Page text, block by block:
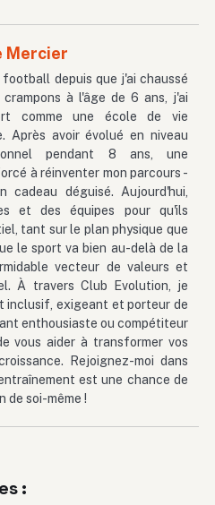
Mercier
football depuis que j'ai chaussé
crampons à l'âge de 6 ans, j'ai
comme une école de vie
Après avoir évolué en niveau
pendant 8 ans, une
à réinventer mon parcours -
déguisé. Aujourd'hui,
et des équipes pour qu'ils
tant sur le plan physique que
le sport va bien au-delà de la
vecteur de valeurs et
À travers Club Evolution, je
inclusif, exigeant et porteur de
enthousiaste ou compétiteur
vous aider à transformer vos
Rejoignez-moi dans
est une chance de
de soi-même !
: